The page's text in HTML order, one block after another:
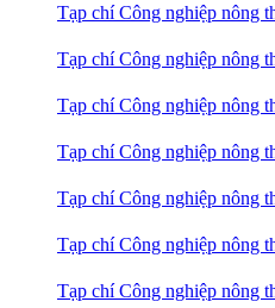
Tạp chí Công nghiệp nông
Tạp chí Công nghiệp nông
Tạp chí Công nghiệp nông
Tạp chí Công nghiệp nông
Tạp chí Công nghiệp nông
Tạp chí Công nghiệp nông
Tạp chí Công nghiệp nông